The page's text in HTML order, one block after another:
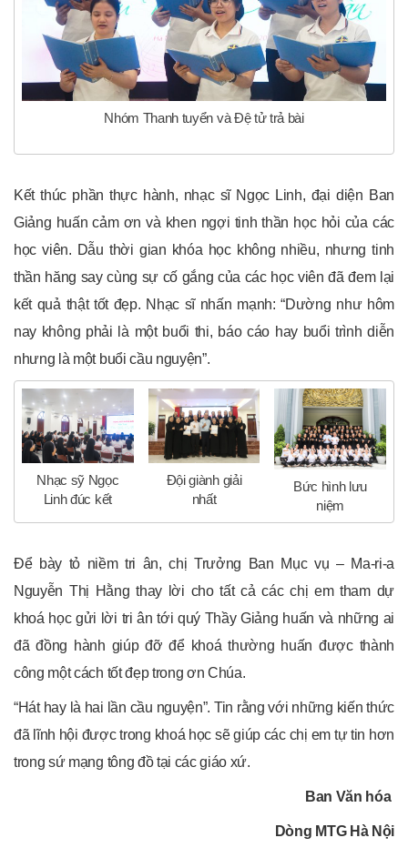
Nhóm Thanh tuyển và Đệ tử trả bài
Kết thúc phần thực hành, nhạc sĩ Ngọc Linh, đại diện Ban
Giảng huấn cảm ơn và khen ngợi tinh thần học hỏi của các
học viên. Dẫu thời gian khóa học không nhiều, nhưng tinh
thần hăng say cùng sự cố gắng của các học viên đã đem lại
kết quả thật tốt đẹp. Nhạc sĩ nhấn mạnh: “Dường như hôm
nay không phải là một buổi thi, báo cáo hay buổi trình diễn
nhưng là một buổi cầu nguyện”.
Nhạc sỹ Ngọc
Linh đúc kết
Đội giành giải
nhất
Bức hình lưu
niệm
Để bày tỏ niềm tri ân, chị Trưởng Ban Mục vụ – Ma-ri-a
Nguyễn Thị Hằng thay lời cho tất cả các chị em tham dự
khoá học gửi lời tri ân tới quý Thầy Giảng huấn và những ai
đã đồng hành giúp đỡ để khoá thường huấn được thành
công một cách tốt đẹp trong ơn Chúa.
“Hát hay là hai lần cầu nguyện”. Tin rằng với những kiến thức
đã lĩnh hội được trong khoá học sẽ giúp các chị em tự tin hơn
trong sứ mạng tông đồ tại các giáo xứ.
Ban Văn hóa
Dòng MTG Hà Nội